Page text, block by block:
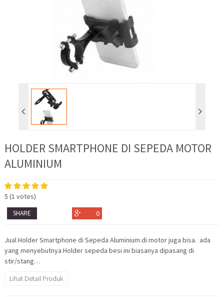
HOLDER SMARTPHONE DI SEPEDA MOTOR
ALUMINIUM
5 (1 votes)
SHARE 0
Jual Holder Smartphone di Sepeda Aluminium.di motor juga bisa. ada
yang menyebutnya Holder sepeda besi ini biasanya dipasang di
stir/stang…
Lihat Detail Produk